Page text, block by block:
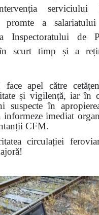
serviciului
promte a
Inspectoratului de
scurt timp și a
face apel către
și vigilență, iar în
suspecte în
informeze imediat
CFM.
circulației